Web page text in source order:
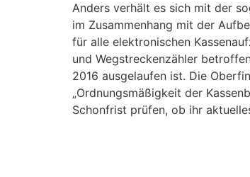
Anders verhält es sich mit der
im Zusammenhang mit der
für alle elektronischen
und Wegstreckenzähler
2016 ausgelaufen ist. Die
„Ordnungsmäßigkeit der
Schonfrist prüfen, ob ihr